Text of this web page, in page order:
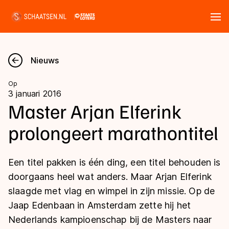
Nieuws
Kalender
Disciplines
Langebaan
Shorttrack
Inlineskaten
Uitslagen
Langebaan
Shorttrack
Marathon
Tijden & historie
Ranglijsten Langebaan
Nieuws
Op
3 januari 2016
Master Arjan Elferink
prolongeert marathontitel
Een titel pakken is één ding, een titel behouden is
doorgaans heel wat anders. Maar Arjan Elferink
slaagde met vlag en wimpel in zijn missie. Op de
Jaap Edenbaan in Amsterdam zette hij het
Nederlands kampioenschap bij de Masters naar